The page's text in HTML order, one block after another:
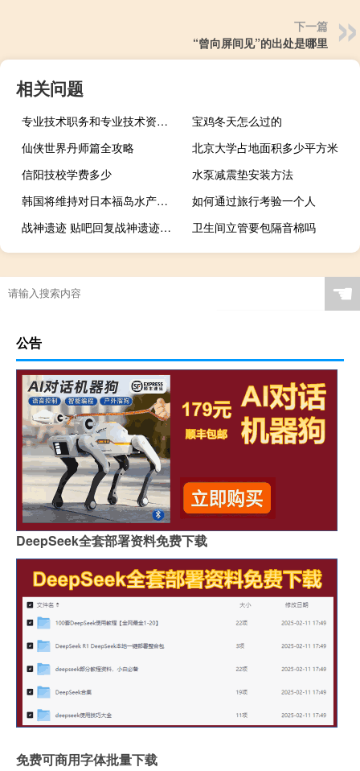
下一篇
“曾向屏间见”的出处是哪里
相关问题
专业技术职务和专业技术资格区别
宝鸡冬天怎么过的
仙侠世界丹师篇全攻略
北京大学占地面积多少平方米
信阳技校学费多少
水泵减震垫安装方法
韩国将维持对日本福岛水产品的进口禁令不变
如何通过旅行考验一个人
战神遗迹 贴吧回复战神遗迹领好礼什么梗
卫生间立管要包隔音棉吗
☚
公告
DeepSeek全套部署资料免费下载
免费可商用字体批量下载